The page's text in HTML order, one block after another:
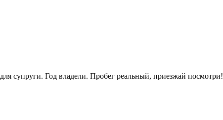
супруги. Год владели. Пробег реальный, приезжай посмотри!